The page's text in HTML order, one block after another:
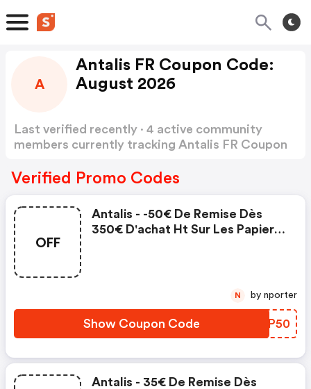
A
Antalis FR Coupon Code:
August 2026
Last verified recently · 4 active community
members currently tracking Antalis FR Coupon
Verified Promo Codes
OFF
Antalis - -50€ De Remise Dès
350€ D'achat Ht Sur Les Papiers
Show Coupon Code JRIP50
N by nporter
Antalis - 35€ De Remise Dès